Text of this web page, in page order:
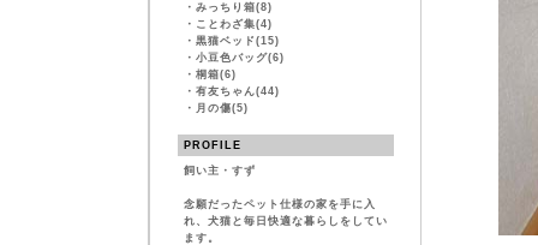
・ みっちり箱(8)
・ ことわざ集(4)
・ 黒猫ベッド(15)
・ 小豆色バッグ(6)
・ 桐箱(6)
・ 有友ちゃん(44)
・ 月の傷(5)
PROFILE
飼い主・すず
念願だったペット仕様の家を手に入
れ、犬猫と毎日快適な暮らしをしてい
ます。